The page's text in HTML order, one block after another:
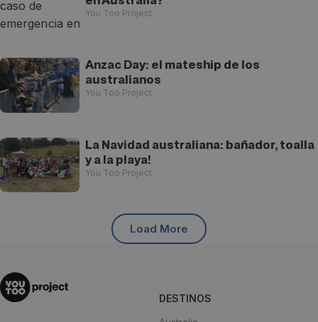
You Too Project
Anzac Day: el mateship de los
australianos
You Too Project
La Navidad australiana: bañador, toalla
y a la playa!
You Too Project
Load More
DESTINOS